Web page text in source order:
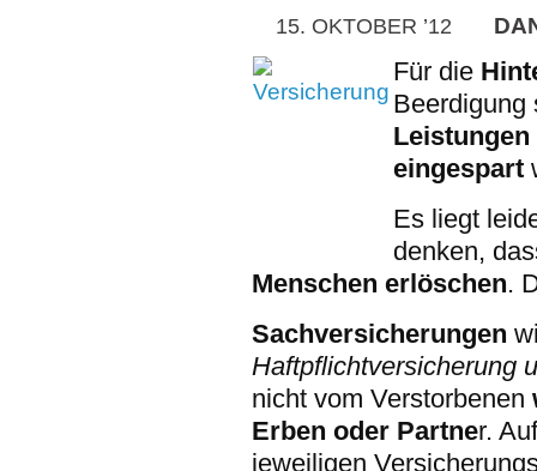
15. OKTOBER ’12
Für die
Leistungen
eingespart
Es liegt
denken,
Menschen erlöschen.
Sachversicherungen
Haftpflichtversicherung
nicht vom Verstorbenen
Erben oder Partner.
jeweiligen